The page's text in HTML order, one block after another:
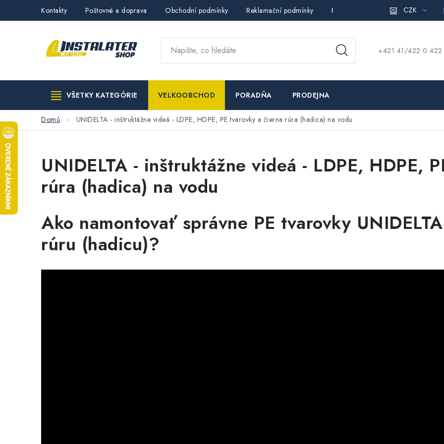
Kontakty Poštovné a doprava Obchodní podmínky Reklamační podmínky Pravidla ochrany osobních údajů
CZK
+421 41/422 0 422
VŠETKY KATEGÓRIE VELKOOBCHOD PORADŇA PRODEJNA
Domů UNIDELTA - inštruktážne videá - LDPE, HDPE, PE tvarovky a čierna rúra (hadica) na vodu
UNIDELTA - inštruktážne videá - LDPE, HDPE,
rúra (hadica) na vodu
Ako namontovať správne PE tvarovky
rúru (hadicu)?